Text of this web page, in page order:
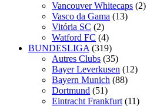
Vancouver Whitecaps (2)
Vasco da Gama (13)
Vitória SC (2)
Watford FC (4)
BUNDESLIGA (319)
Autres Clubs (35)
Bayer Leverkusen (12)
Bayern Munich (88)
Dortmund (51)
Eintracht Frankfurt (11)